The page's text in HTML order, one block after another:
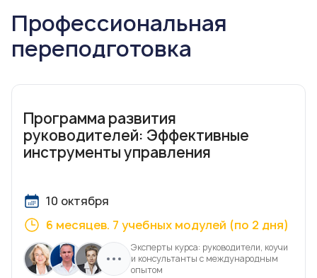
Профессиональная
переподготовка
Программа развития
руководителей: Эффективные
инструменты управления
10 октября
6 месяцев. 7 учебных модулей (по 2 дня)
Эксперты курса: руководители, коучи
и консультанты с международным
опытом